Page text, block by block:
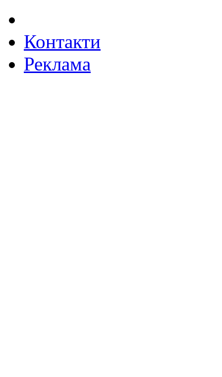
Контакти
Реклама